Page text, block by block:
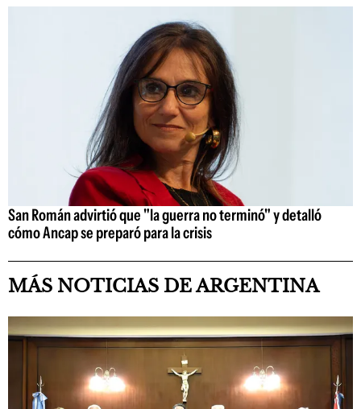
San Román advirtió que "la guerra no terminó" y detalló
cómo Ancap se preparó para la crisis
MÁS NOTICIAS DE ARGENTINA